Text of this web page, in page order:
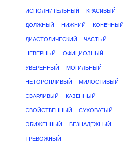
ИСПОЛНИТЕЛЬНЫЙ КРАСИВЫЙ
ДОЛЖНЫЙ НИЖНИЙ КОНЕЧНЫЙ
ДИАСТОЛИЧЕСКИЙ ЧАСТЫЙ
НЕВЕРНЫЙ ОФИЦИОЗНЫЙ
УВЕРЕННЫЙ МОГИЛЬНЫЙ
НЕТОРОПЛИВЫЙ МИЛОСТИВЫЙ
СВАРЛИВЫЙ КАЗЕННЫЙ
СВОЙСТВЕННЫЙ СУХОВАТЫЙ
ОБИЖЕННЫЙ БЕЗНАДЕЖНЫЙ
ТРЕВОЖНЫЙ